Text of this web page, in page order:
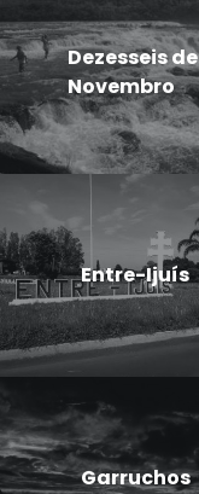
Dezesseis de
Novembro
Entre-Ijuís
Garruchos